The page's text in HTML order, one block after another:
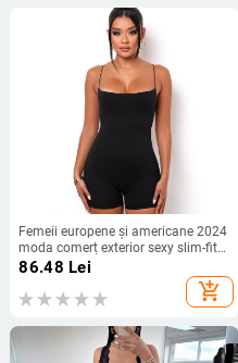
Femeii europene și americane 2024
moda comerț exterior sexy slim-fit
spaghete curea spate fără mâneci
negre pantaloni scurți salopetă la
modă cool
86.48 Lei
add_shopping_cart